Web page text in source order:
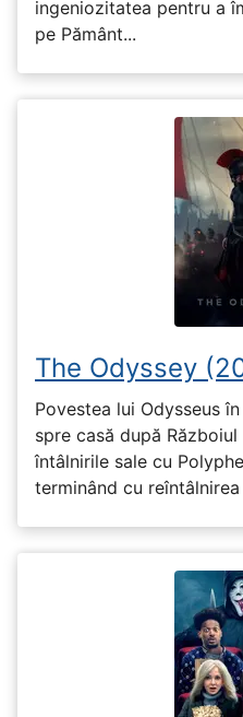
ingeniozitatea pentru a
pe Pământ...
The Odyssey
Povestea lui Odysseus
spre casă după
întâlnirile sale cu
terminând cu